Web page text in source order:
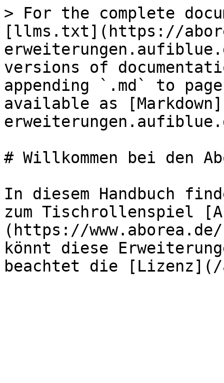
> For the complete
[llms.txt](https://
versions of
appending `.md` to
available as
# Willkommen bei den
In diesem Handbuch
zum Tischrollenspiel
(https://
könnt diese